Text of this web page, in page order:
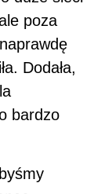
poza
Dodała,
bardzo